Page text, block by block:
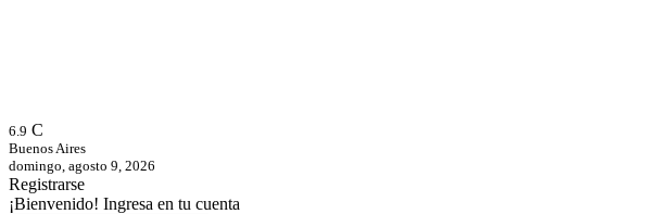
6.9 C
Buenos Aires
domingo, agosto 9, 2026
Registrarse
¡Bienvenido! Ingresa en tu cuenta